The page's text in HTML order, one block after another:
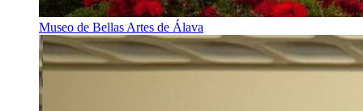
Museo de Bellas Artes de Álava